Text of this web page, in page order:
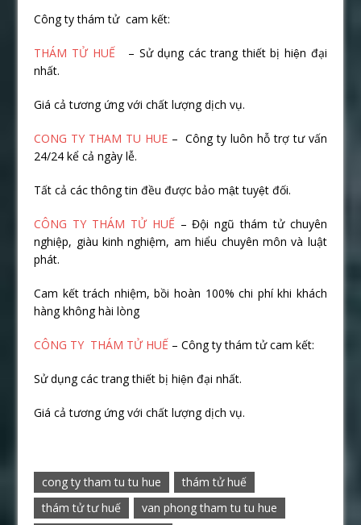
Công ty thám tử cam kết:
THÁM TỬ HUẾ – Sử dụng các trang thiết bị hiện đại
nhất.
Giá cả tương ứng với chất lượng dịch vụ.
CONG TY THAM TU HUE– Công ty luôn hỗ trợ tư vấn
24/24 kể cả ngày lễ.
Tất cả các thông tin đều được bảo mật tuyệt đối.
CÔNG TY THÁM TỬ HUẾ – Đội ngũ thám tử chuyên
nghiệp, giàu kinh nghiệm, am hiểu chuyên môn và luật
phát.
Cam kết trách nhiệm, bồi hoàn 100% chi phí khi khách
hàng không hài lòng
CÔNG TY THÁM TỬ HUẾ – Công ty thám tử cam kết:
Sử dụng các trang thiết bị hiện đại nhất.
Giá cả tương ứng với chất lượng dịch vụ.
cong ty tham tu tu hue
thám tử huế
thám tử tư huế
van phong tham tu tu hue